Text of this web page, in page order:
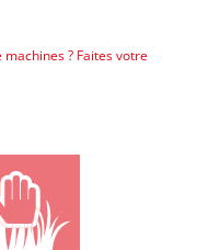
? Faites votre